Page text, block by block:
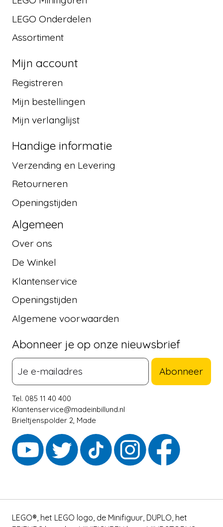
LEGO Onderdelen
Assortiment
Mijn account
Registreren
Mijn bestellingen
Mijn verlanglijst
Handige informatie
Verzending en Levering
Retourneren
Openingstijden
Algemeen
Over ons
De Winkel
Klantenservice
Openingstijden
Algemene voorwaarden
Abonneer je op onze nieuwsbrief
Abonneer
Tel. 085 11 40 400
Klantenservice@madeinbillund.nl
Brieltjenspolder 2, Made
LEGO®, het LEGO logo, de Minifiguur, DUPLO, het